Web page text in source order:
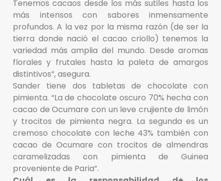
Tenemos cacaos desde los más sutiles hasta los
más intensos con sabores inmensamente
profundos. A la vez por la misma razón (de ser la
tierra donde nació el cacao criollo) tenemos la
variedad más amplia del mundo. Desde aromas
florales y frutales hasta la paleta de amargos
distintivos”, asegura.
Sander tiene dos tabletas de chocolate con
pimienta. “La de chocolate oscuro 70% hecha con
cacao de Ocumare con un leve crujiente de limón
y trocitos de pimienta negra. La segunda es un
cremoso chocolate con leche 43% también con
cacao de Ocumare con trocitos de almendras
caramelizadas con pimienta de Guinea
proveniente de Paria”.